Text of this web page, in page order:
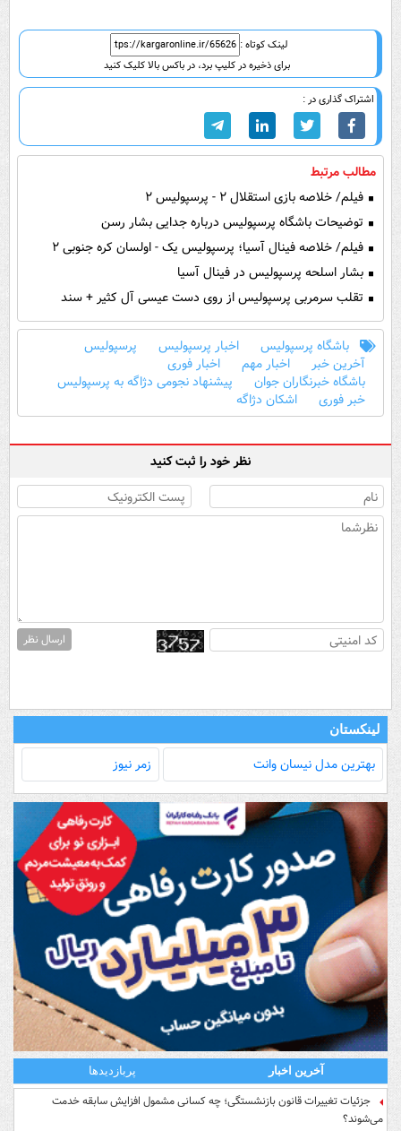
لینک کوتاه :
برای ذخیره در کلیپ برد، در باکس بالا کلیک کنید
اشتراک گذاری در :
مطالب مرتبط
فیلم/ خلاصه بازی استقلال ۲ - پرسپولیس ۲
توضیحات باشگاه پرسپولیس درباره جدایی بشار رسن
فیلم/ خلاصه فینال آسیا؛ پرسپولیس یک - اولسان کره جنوبی ۲
بشار اسلحه پرسپولیس در فینال آسیا
تقلب سرمربی پرسپولیس از روی دست عیسی آل کثیر + سند
باشگاه پرسپولیس اخبار پرسپولیس
پرسپولیس
آخرین خبر
اخبار مهم
اخبار فوری
باشگاه خبرنگاران جوان
پیشنهاد نجومی دژاگه به پرسپولیس
خبر فوری
اشکان دژاگه
نظر خود را ثبت کنید
ارسال نظر
لینکستان
بهترین مدل‌ نیسان وانت زمر نیوز
آخرین اخبار پربازدیدها
جزئیات تغییرات قانون بازنشستگی؛ چه کسانی مشمول افزایش سابقه خدمت
می‌شوند؟